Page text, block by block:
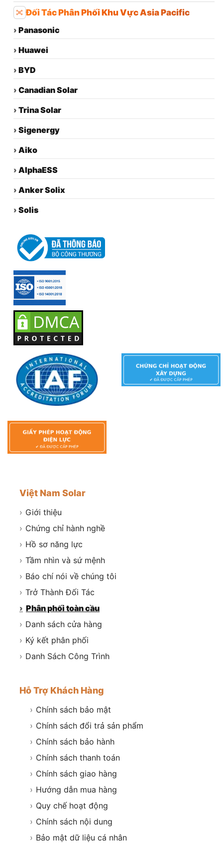
Đối Tác Phân Phối Khu Vực Asia Pacific
› Panasonic
› Huawei
› BYD
› Canadian Solar
› Trina Solar
› Sigenergy
› Aiko
› AlphaESS
› Anker Solix
› Solis
Việt Nam Solar
› Giới thiệu
› Chứng chỉ hành nghề
› Hồ sơ năng lực
› Tầm nhìn và sứ mệnh
› Báo chí nói về chúng tôi
› Trở Thành Đối Tác
› Phân phối toàn cầu
› Danh sách cửa hàng
› Ký kết phân phối
› Danh Sách Công Trình
Hỗ Trợ Khách Hàng
› Chính sách bảo mật
› Chính sách đổi trả sản phẩm
› Chính sách bảo hành
› Chính sách thanh toán
› Chính sách giao hàng
› Hướng dẫn mua hàng
› Quy chế hoạt động
› Chính sách nội dung
› Bảo mật dữ liệu cá nhân